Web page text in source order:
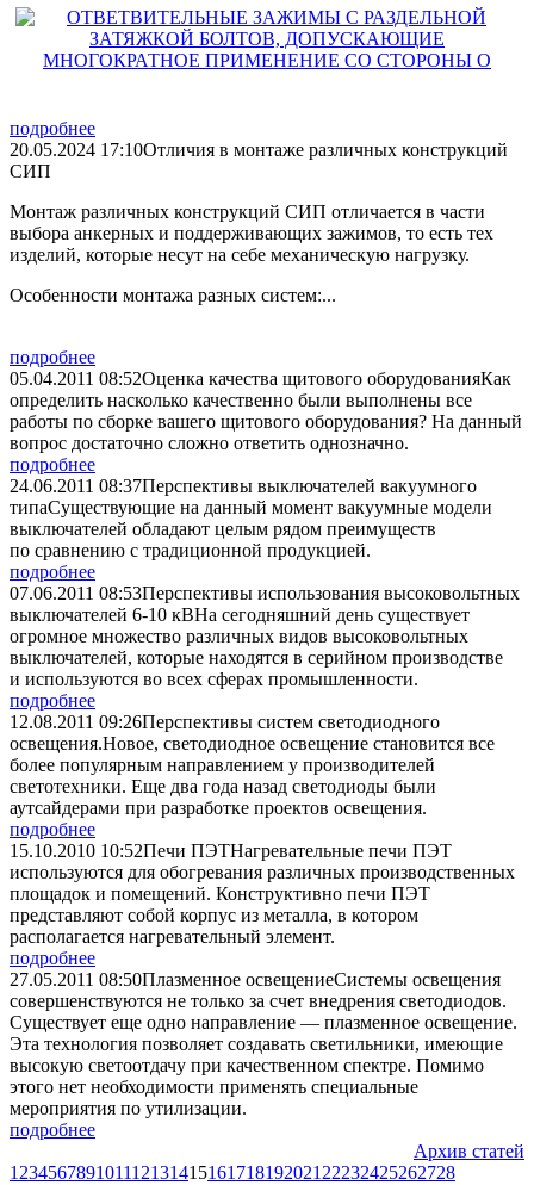
подробнее
20.05.2024 17:10Отличия в монтаже различных конструкций
СИП
Монтаж различных конструкций СИП отличается в части
выбора анкерных и поддерживающих зажимов, то есть тех
изделий, которые несут на себе механическую нагрузку.
Особенности монтажа разных систем:...
подробнее
05.04.2011 08:52Оценка качества щитового оборудования­Как
определить насколько качественно были выполнены все
работы по сборке вашего щитового оборудования? На данный
вопрос достаточно сложно ответить однозначно.­
подробнее
24.06.2011 08:37Перспективы выключателей вакуумного
типа­Существующие на данный момент вакуумные модели
выключателей обладают целым рядом преимуществ
по сравнению с традиционной продукцией.­
подробнее
07.06.2011 08:53Перспективы использования высоковольтных
выключателей 6-10 кВ­На сегодняшний день существует
огромное множество различных видов высоковольтных
выключателей, которые находятся в серийном производстве
и используются во всех сферах промышленности.­
подробнее
12.08.2011 09:26Перспективы систем светодиодного
освещения.Новое, светодиодное освещение становится все
более популярным направлением у производителей
светотехники. Еще два года назад светодиоды были
аутсайдерами при разработке проектов освещения.
подробнее
15.10.2010 10:52Печи ПЭТ­Нагревательные печи ПЭТ
используются для обогревания различных производственных
площадок и помещений. Конструктивно печи ПЭТ
представляют собой корпус из металла, в котором
располагается нагревательный элемент.
подробнее
27.05.2011 08:50Плазменное освещение­Системы освещения
совершенствуются не только за счет внедрения светодиодов.
Существует еще одно направление — плазменное освещение.
Эта технология позволяет создавать светильники, имеющие
высокую светоотдачу при качественном спектре. Помимо
этого нет необходимости применять специальные
мероприятия по утилизации.­
подробнее
Архив статей
12345678910111213141516171819202122232425262728